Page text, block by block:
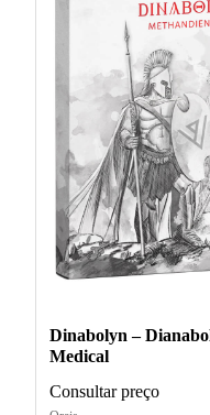
Dinabolyn –
Medical
Consultar preço